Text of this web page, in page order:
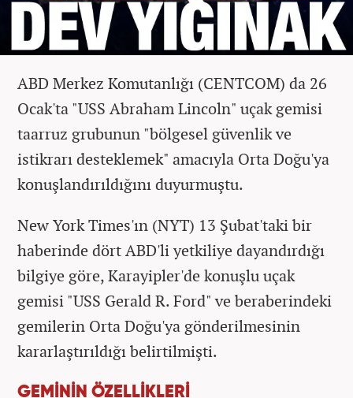
ABD Merkez Komutanlığı (CENTCOM) da 26
Ocak'ta "USS Abraham Lincoln" uçak gemisi
taarruz grubunun "bölgesel güvenlik ve
istikrarı desteklemek" amacıyla Orta Doğu'ya
konuşlandırıldığını duyurmuştu.
New York Times'ın (NYT) 13 Şubat'taki bir
haberinde dört ABD'li yetkiliye dayandırdığı
bilgiye göre, Karayipler'de konuşlu uçak
gemisi "USS Gerald R. Ford" ve beraberindeki
gemilerin Orta Doğu'ya gönderilmesinin
kararlaştırıldığı belirtilmişti.
GEMİNİN ÖZELLİKLERİ